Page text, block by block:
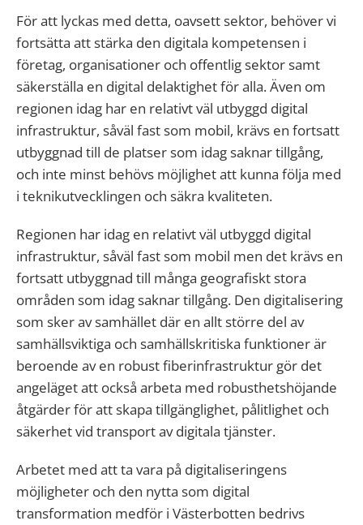
För att lyckas med detta, oavsett sektor, behöver vi
fortsätta att stärka den digitala kompetensen i
företag, organisationer och offentlig sektor samt
säkerställa en digital delaktighet för alla. Även om
regionen idag har en relativt väl utbyggd digital
infrastruktur, såväl fast som mobil, krävs en fortsatt
utbyggnad till de platser som idag saknar tillgång,
och inte minst behövs möjlighet att kunna följa med
i teknikutvecklingen och säkra kvaliteten.
Regionen har idag en relativt väl utbyggd digital
infrastruktur, såväl fast som mobil men det krävs en
fortsatt utbyggnad till många geografiskt stora
områden som idag saknar tillgång. Den digitalisering
som sker av samhället där en allt större del av
samhällsviktiga och samhällskritiska funktioner är
beroende av en robust fiberinfrastruktur gör det
angeläget att också arbeta med robusthetshöjande
åtgärder för att skapa tillgänglighet, pålitlighet och
säkerhet vid transport av digitala tjänster.
Arbetet med att ta vara på digitaliseringens
möjligheter och den nytta som digital
transformation medför i Västerbotten bedrivs